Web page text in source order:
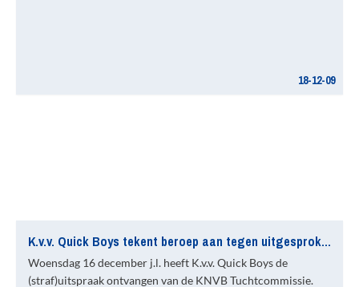
18-12-09
K.v.v. Quick Boys tekent beroep aan tegen uitgesproken straf
Woensdag 16 december j.l. heeft K.v.v. Quick Boys de
(straf)uitspraak ontvangen van de KNVB Tuchtcommissie.